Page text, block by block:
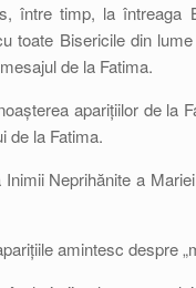
între timp, la întreaga
toate Bisericile din
de la Fatima.
aparițiilor de la
de la Fatima.
Neprihănite a
amintesc despre